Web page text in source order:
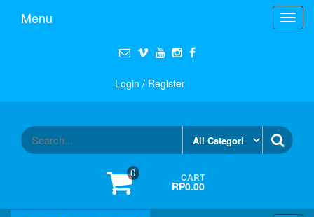
Menu
Login / Register
0 CART
RP0.00